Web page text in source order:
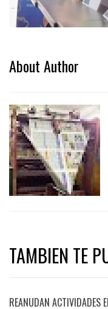
About Author
TAMBIEN TE
REANUDAN ACTIVIDADES